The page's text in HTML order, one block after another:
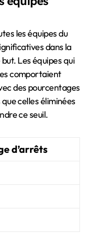
les équipes du
dans la
Les équipes qui
comportaient
des pourcentages
celles éliminées
ce seuil.
d’arrêts